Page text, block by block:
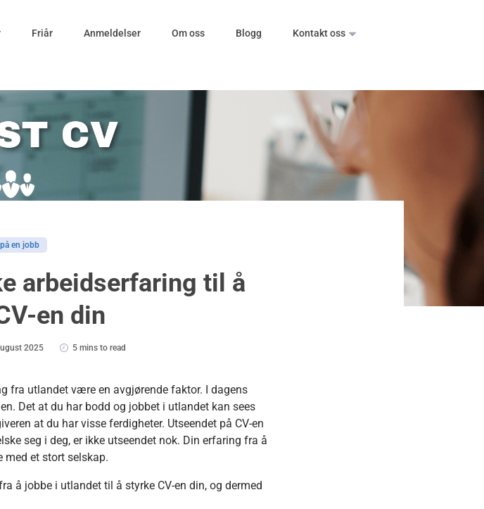
Friår Anmeldelser Om oss Blogg Kontakt oss
en jobb
arbeidserfaring til å
en din
2025 5 mins to read
fra utlandet være en avgjørende faktor. I dagens
Det at du har bodd og jobbet i utlandet kan sees
at du har visse ferdigheter. Utseendet på CV-en
seg i deg, er ikke utseendet nok. Din erfaring fra å
et stort selskap.
å jobbe i utlandet til å styrke CV-en din, og dermed